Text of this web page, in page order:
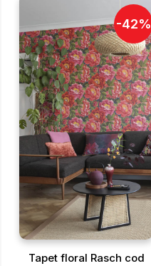
-42%
Tapet floral Rasch cod